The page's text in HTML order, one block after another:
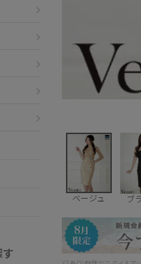
ベージュ ブ